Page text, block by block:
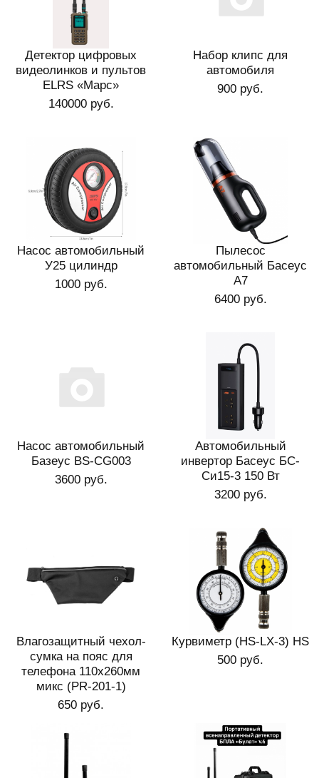
Детектор цифровых
видеолинков и пультов
ELRS «Марс»
140000 руб.
Набор клипс для
автомобиля
900 руб.
Насос автомобильный
У25 цилиндр
1000 руб.
Пылесос
автомобильный Басеус
A7
6400 руб.
Насос автомобильный
Базеус BS-CG003
3600 руб.
Автомобильный
инвертор Басеус БС-
Си15-3 150 Вт
3200 руб.
Влагозащитный чехол-
сумка на пояс для
телефона 110х260мм
микс (PR-201-1)
650 руб.
Курвиметр (HS-LX-3) HS
500 руб.